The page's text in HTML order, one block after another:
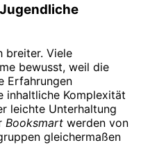
breiter. Viele
bewusst, weil die
Erfahrungen
inhaltliche Komplexität
leichte Unterhaltung
Booksmart werden von
gleichermaßen